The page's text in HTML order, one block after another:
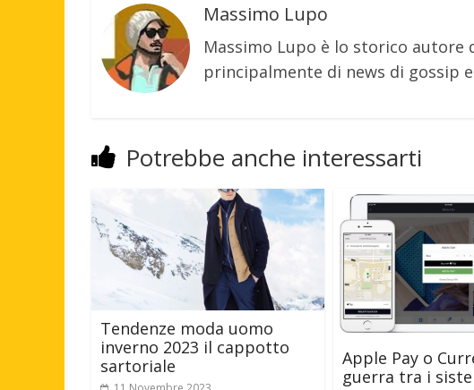
Massimo Lupo
Massimo Lupo è lo storico
principalmente di news di gossip
Potrebbe anche interessarti
Tendenze moda uomo
inverno 2023 il cappotto
sartoriale
Apple Pay o
guerra tra i